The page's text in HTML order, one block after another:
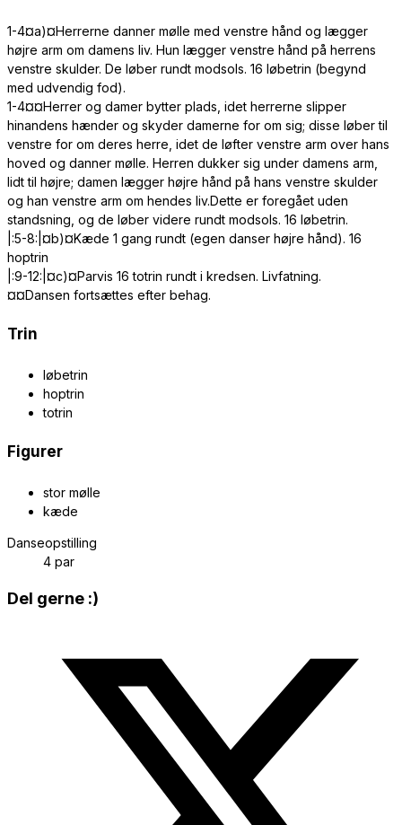
1-4¤a)¤Herrerne danner mølle med venstre hånd og lægger
højre arm om damens liv. Hun lægger venstre hånd på herrens
venstre skulder. De løber rundt modsols. 16 løbetrin (begynd
med udvendig fod).
1-4¤¤Herrer og damer bytter plads, idet herrerne slipper
hinandens hænder og skyder damerne for om sig; disse løber til
venstre for om deres herre, idet de løfter venstre arm over hans
hoved og danner mølle. Herren dukker sig under damens arm,
lidt til højre; damen lægger højre hånd på hans venstre skulder
og han venstre arm om hendes liv.Dette er foregået uden
standsning, og de løber videre rundt modsols. 16 løbetrin.
|:5-8:|¤b)¤Kæde 1 gang rundt (egen danser højre hånd). 16
hoptrin
|:9-12:|¤c)¤Parvis 16 totrin rundt i kredsen. Livfatning.
¤¤Dansen fortsættes efter behag.
Trin
løbetrin
hoptrin
totrin
Figurer
stor mølle
kæde
Danseopstilling
4 par
Del gerne :)